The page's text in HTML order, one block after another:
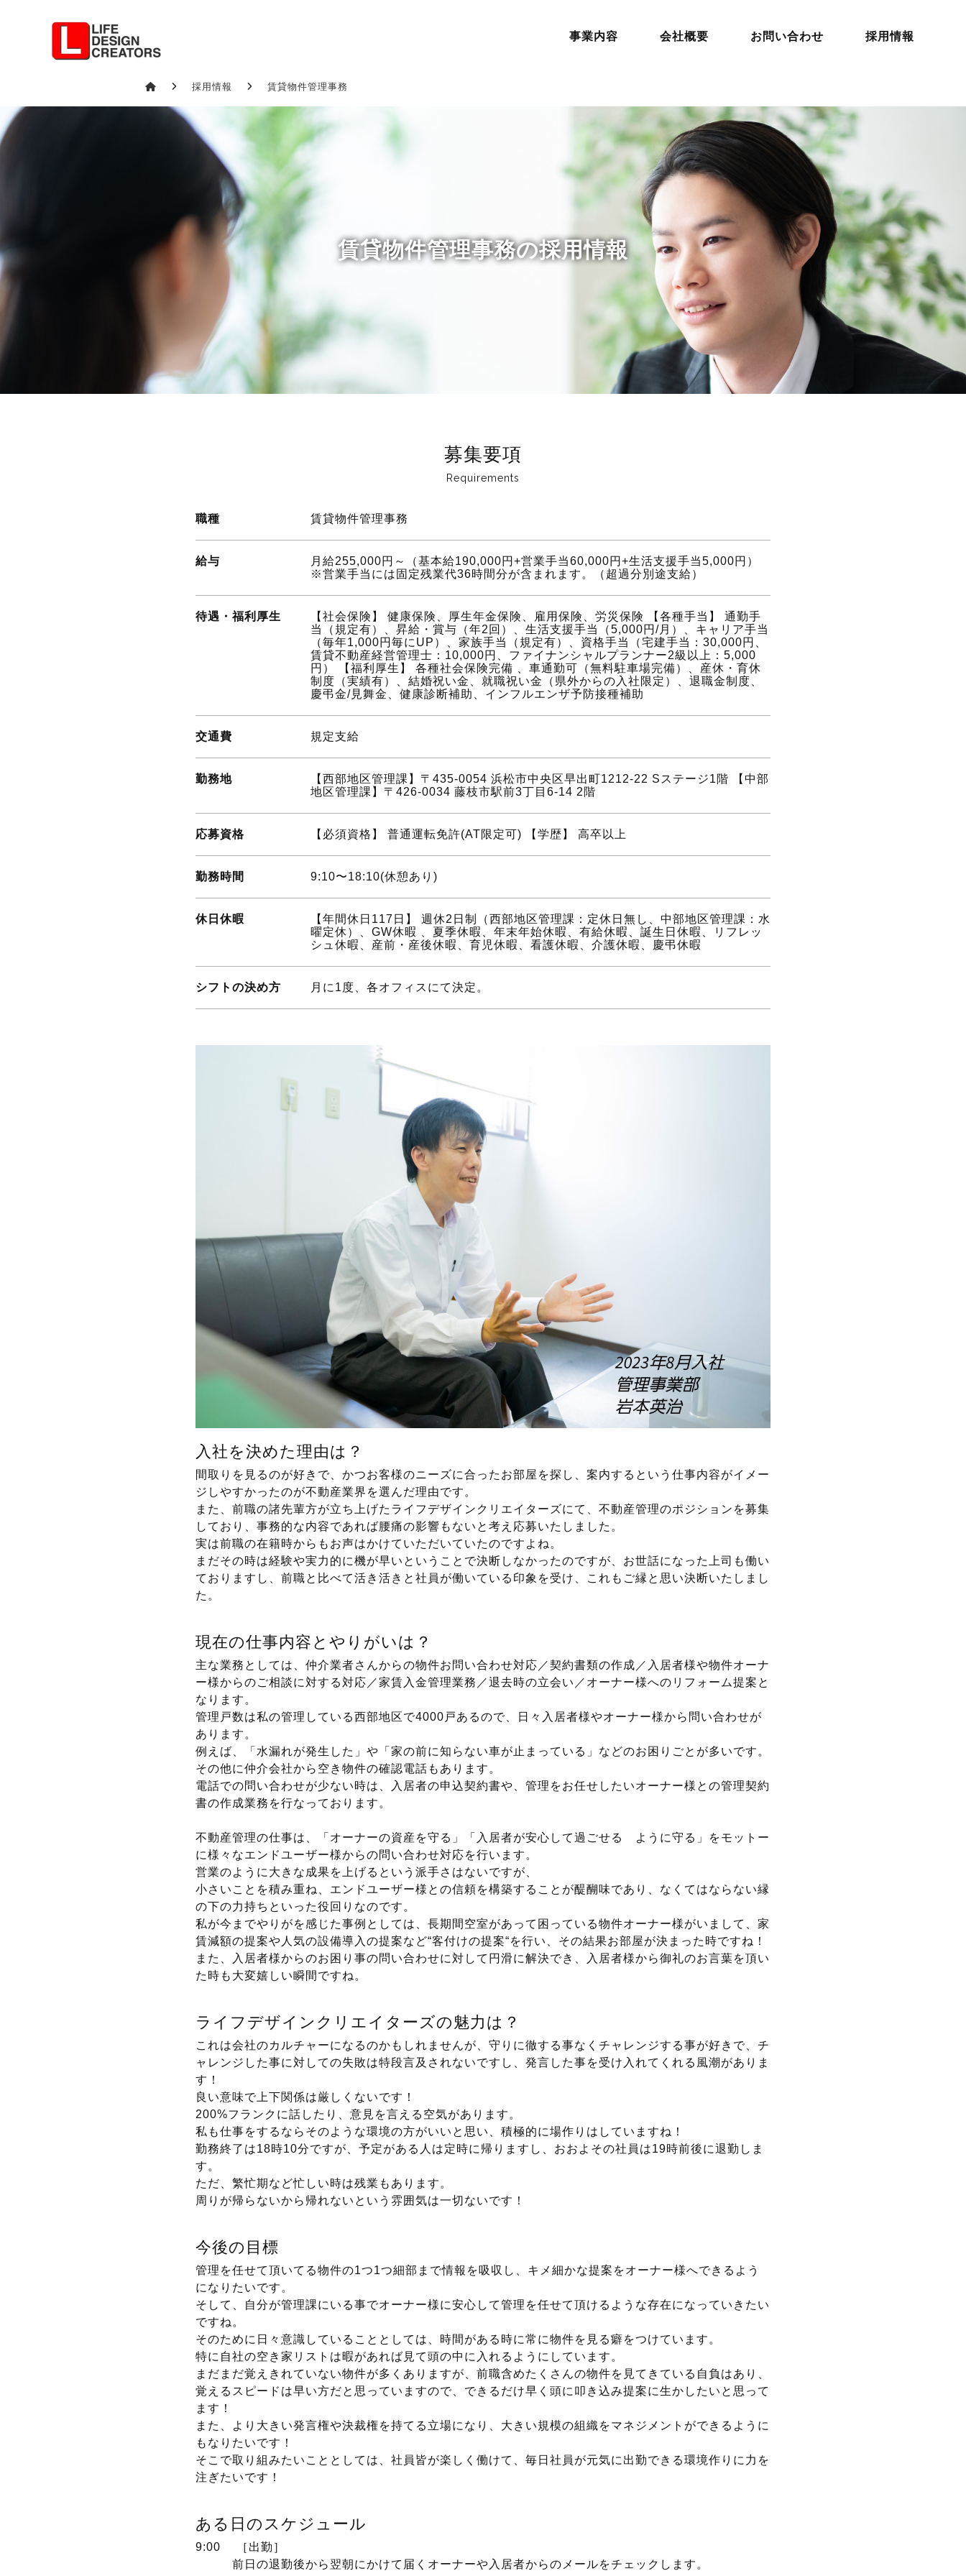
事業内容 会社概要 お問い合わせ 採用情報
採用情報 賃貸物件管理事務
賃貸物件管理事務の採用情報
募集要項
職種 賃貸物件管理事務
給与
月給255,000円～（基本給190,000円+営業手当60,000円+生活支援手当5,000円）
※営業手当には固定残業代36時間分が含まれます。（超過分別途支給）
待遇・福利厚生
【社会保険】 健康保険、厚生年金保険、雇用保険、労災保険 【各種手当】 通勤手
当（規定有）、昇給・賞与（年2回）、生活支援手当（5,000円/月）、キャリア手当
（毎年1,000円毎にUP）、家族手当（規定有）、資格手当（宅建手当：30,000円、
賃貸不動産経営管理士：10,000円、ファイナンシャルプランナー2級以上：5,000
円） 【福利厚生】 各種社会保険完備 、車通勤可（無料駐車場完備）、産休・育休
制度（実績有）、結婚祝い金、就職祝い金（県外からの入社限定）、退職金制度、
慶弔金/見舞金、健康診断補助、インフルエンザ予防接種補助
交通費 規定支給
勤務地
【西部地区管理課】〒435-0054 浜松市中央区早出町1212-22 Sステージ1階 【中部
地区管理課】〒426-0034 藤枝市駅前3丁目6-14 2階
応募資格 【必須資格】 普通運転免許(AT限定可) 【学歴】 高卒以上
勤務時間 9:10〜18:10(休憩あり)
休日休暇
【年間休日117日】 週休2日制（西部地区管理課：定休日無し、中部地区管理課：水
曜定休）、GW休暇 、夏季休暇、年末年始休暇、有給休暇、誕生日休暇、リフレッ
シュ休暇、産前・産後休暇、育児休暇、看護休暇、介護休暇、慶弔休暇
シフトの決め方 月に1度、各オフィスにて決定。
入社を決めた理由は？
間取りを見るのが好きで、かつお客様のニーズに合ったお部屋を探し、案内するという仕事内容がイメー
ジしやすかったのが不動産業界を選んだ理由です。
また、前職の諸先輩方が立ち上げたライフデザインクリエイターズにて、不動産管理のポジションを募集
しており、事務的な内容であれば腰痛の影響もないと考え応募いたしました。
実は前職の在籍時からもお声はかけていただいていたのですよね。
まだその時は経験や実力的に機が早いということで決断しなかったのですが、お世話になった上司も働い
ておりますし、前職と比べて活き活きと社員が働いている印象を受け、これもご縁と思い決断いたしまし
た。
現在の仕事内容とやりがいは？
主な業務としては、仲介業者さんからの物件お問い合わせ対応／契約書類の作成／入居者様や物件オーナ
ー様からのご相談に対する対応／家賃入金管理業務／退去時の立会い／オーナー様へのリフォーム提案と
なります。
管理戸数は私の管理している西部地区で4000戸あるので、日々入居者様やオーナー様から問い合わせが
あります。
例えば、「水漏れが発生した」や「家の前に知らない車が止まっている」などのお困りごとが多いです。
その他に仲介会社から空き物件の確認電話もあります。
電話での問い合わせが少ない時は、入居者の申込契約書や、管理をお任せしたいオーナー様との管理契約
書の作成業務を行なっております。
不動産管理の仕事は、「オーナーの資産を守る」「入居者が安心して過ごせる ように守る」をモットー
に様々なエンドユーザー様からの問い合わせ対応を行います。
営業のように大きな成果を上げるという派手さはないですが、
小さいことを積み重ね、エンドユーザー様との信頼を構築することが醍醐味であり、なくてはならない縁
の下の力持ちといった役回りなのです。
私が今までやりがを感じた事例としては、長期間空室があって困っている物件オーナー様がいまして、家
賃減額の提案や人気の設備導入の提案など“客付けの提案“を行い、その結果お部屋が決まった時ですね！
また、入居者様からのお困り事の問い合わせに対して円滑に解決でき、入居者様から御礼のお言葉を頂い
た時も大変嬉しい瞬間ですね。
ライフデザインクリエイターズの魅力は？
これは会社のカルチャーになるのかもしれませんが、守りに徹する事なくチャレンジする事が好きで、チ
ャレンジした事に対しての失敗は特段言及されないですし、発言した事を受け入れてくれる風潮がありま
す！
良い意味で上下関係は厳しくないです！
200%フランクに話したり、意見を言える空気があります。
私も仕事をするならそのような環境の方がいいと思い、積極的に場作りはしていますね！
勤務終了は18時10分ですが、予定がある人は定時に帰りますし、おおよその社員は19時前後に退勤しま
す。
ただ、繁忙期など忙しい時は残業もあります。
周りが帰らないから帰れないという雰囲気は一切ないです！
今後の目標
管理を任せて頂いてる物件の1つ1つ細部まで情報を吸収し、キメ細かな提案をオーナー様へできるよう
になりたいです。
そして、自分が管理課にいる事でオーナー様に安心して管理を任せて頂けるような存在になっていきたい
ですね。
そのために日々意識していることとしては、時間がある時に常に物件を見る癖をつけています。
特に自社の空き家リストは暇があれば見て頭の中に入れるようにしています。
まだまだ覚えきれていない物件が多くありますが、前職含めたくさんの物件を見てきている自負はあり、
覚えるスピードは早い方だと思っていますので、できるだけ早く頭に叩き込み提案に生かしたいと思って
ます！
また、より大きい発言権や決裁権を持てる立場になり、大きい規模の組織をマネジメントができるように
もなりたいです！
そこで取り組みたいこととしては、社員皆が楽しく働けて、毎日社員が元気に出勤できる環境作りに力を
注ぎたいです！
ある日のスケジュール
9:00 ［出勤］
前日の退勤後から翌朝にかけて届くオーナーや入居者からのメールをチェックします。